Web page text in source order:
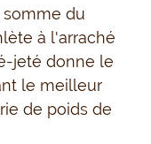
du
à l'arraché
jeté donne le
le meilleur
de poids de